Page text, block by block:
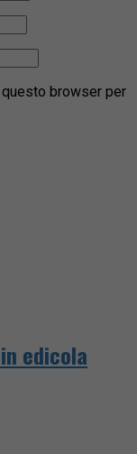
browser per
edicola